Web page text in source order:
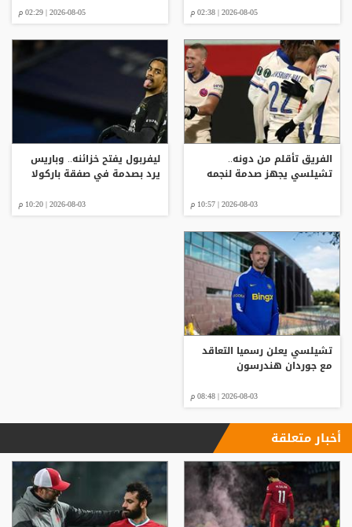
2026-08-05 | 02:38 م 2026-08-05 | 02:29 م
الفريق تأقلم من دونه..
تشيلسي يجهز صدمة لنجمه
2026-08-03 | 10:57 م
ليفربول يفتح خزائنه.. وباريس
يرد بصدمة في صفقة باركولا
2026-08-03 | 10:20 م
تشيلسي يعلن رسميا التعاقد
مع جوردان هندرسون
2026-08-03 | 08:48 م
أخبار متعلقة